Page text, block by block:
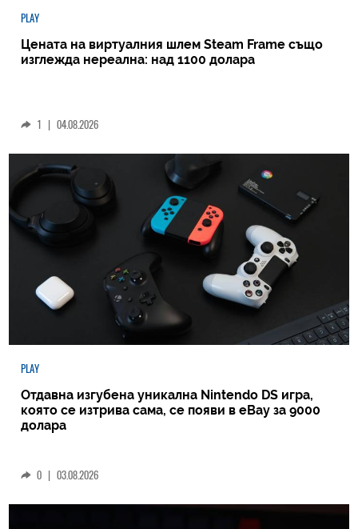
PLAY
Цената на виртуалния шлем Steam Frame също
изглежда нереална: над 1100 долара
1 | 04.08.2026
PLAY
Отдавна изгубена уникална Nintendo DS игра,
която се изтрива сама, се появи в eBay за 9000
долара
0 | 03.08.2026